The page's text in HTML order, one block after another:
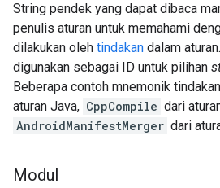
String pendek yang dapat dibaca
penulis aturan untuk memahami
dilakukan oleh tindakan dalam
digunakan sebagai ID untuk pilihan
Beberapa contoh mnemonik
aturan Java, CppCompile dari
AndroidManifestMerger dari
Modul